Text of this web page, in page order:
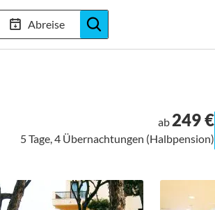
Abreise
20+ Jahre Trainingslager-Expertise
ab 249 €
5 Tage, 4 Übernachtungen (Halbpension)